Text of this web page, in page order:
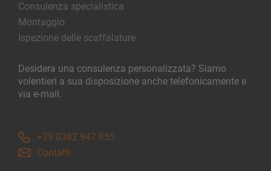
Consulenza specialistica
Montaggio
Ispezione delle scaffalature
Desidera una consulenza personalizzata? Siamo
volentieri a sua disposizione anche telefonicamente e
via e-mail.
+39 0382 947 855
Contatti